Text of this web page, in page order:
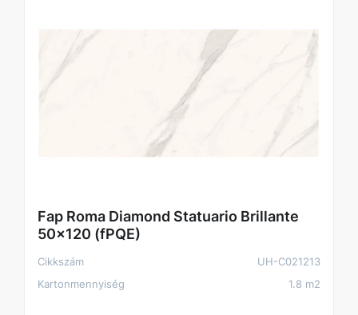
Fap Roma Diamond Statuario Brillante
50x120 (fPQE)
Cikkszám
UH-C021213
Kartonmennyiség
1.8 m2